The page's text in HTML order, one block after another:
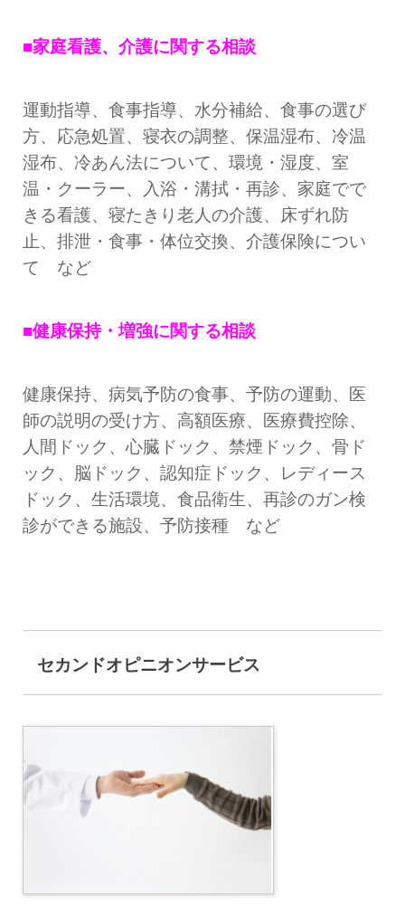
■家庭看護、介護に関する相談
運動指導、食事指導、水分補給、食事の選び
方、応急処置、寝衣の調整、保温湿布、冷温
湿布、冷あん法について、環境・湿度、室
温・クーラー、入浴・溝拭・再診、家庭でで
きる看護、寝たきり老人の介護、床ずれ防
止、排泄・食事・体位交換、介護保険につい
て など
■健康保持・増強に関する相談
健康保持、病気予防の食事、予防の運動、医
師の説明の受け方、高額医療、医療費控除、
人間ドック、心臓ドック、禁煙ドック、骨ド
ック、脳ドック、認知症ドック、レディース
ドック、生活環境、食品衛生、再診のガン検
診ができる施設、予防接種 など
セカンドオピニオンサービス